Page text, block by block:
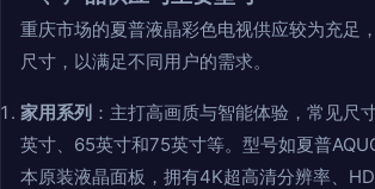
重庆市场的夏普液晶彩色电视供应较为充足
尺寸，以满足不同用户的需求。
家用系列 ：主打高画质与智能体验，常见尺
英寸、65英寸和75英寸等。型号如夏普
本原装液晶面板，拥有4K超高清分辨率、